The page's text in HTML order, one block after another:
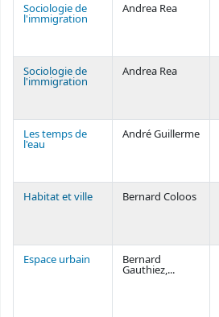
Sociologie de
l'immigration
Andrea Rea
Sociologie de
l'immigration
Andrea Rea
Les temps de
l'eau
André Guillerme
Habitat et ville Bernard Coloos
Espace urbain Bernard
Gauthiez,...